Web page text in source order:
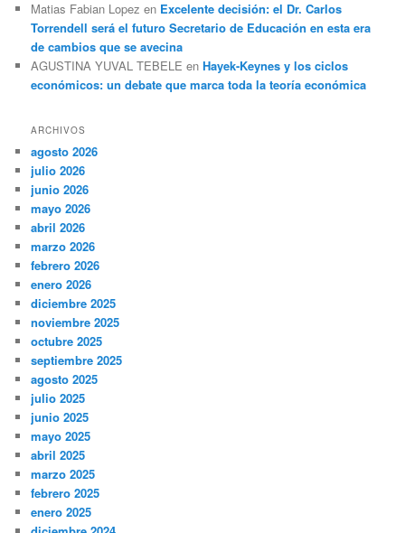
Matias Fabian Lopez en Excelente decisión: el Dr. Carlos
Torrendell será el futuro Secretario de Educación en esta era
de cambios que se avecina
AGUSTINA YUVAL TEBELE enHayek-Keynes y los ciclos
económicos: un debate que marca toda la teoría económica
ARCHIVOS
agosto 2026
julio 2026
junio 2026
mayo 2026
abril 2026
marzo 2026
febrero 2026
enero 2026
diciembre 2025
noviembre 2025
octubre 2025
septiembre 2025
agosto 2025
julio 2025
junio 2025
mayo 2025
abril 2025
marzo 2025
febrero 2025
enero 2025